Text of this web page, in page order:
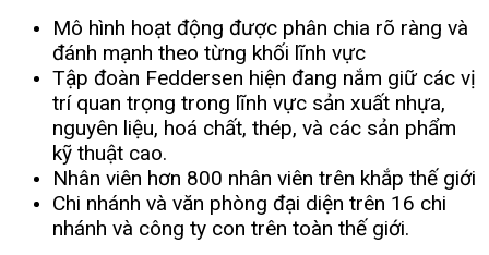
Mô hình hoạt động được phân chia rõ ràng và
đánh mạnh theo từng khối lĩnh vực
Tập đoàn Feddersen hiện đang nắm giữ các vị
trí quan trọng trong lĩnh vực sản xuất nhựa,
nguyên liệu, hoá chất, thép, và các sản phẩm
kỹ thuật cao.
Nhân viên hơn 800 nhân viên trên khắp thế giới
Chi nhánh và văn phòng đại diện trên 16 chi
nhánh và công ty con trên toàn thế giới.